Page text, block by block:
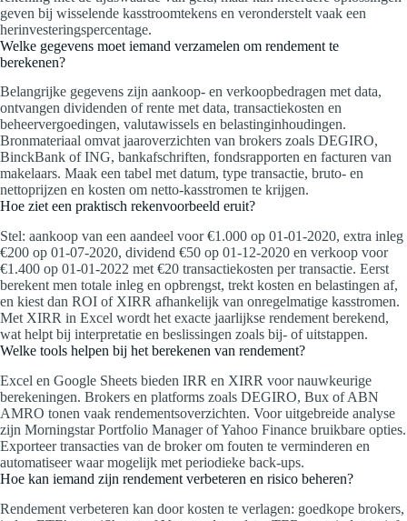
geven bij wisselende kasstroomtekens en veronderstelt vaak een
herinvesteringspercentage.
Welke gegevens moet iemand verzamelen om rendement te
berekenen?
Belangrijke gegevens zijn aankoop- en verkoopbedragen met data,
ontvangen dividenden of rente met data, transactiekosten en
beheervergoedingen, valutawissels en belastinginhoudingen.
Bronmateriaal omvat jaaroverzichten van brokers zoals DEGIRO,
BinckBank of ING, bankafschriften, fondsrapporten en facturen van
makelaars. Maak een tabel met datum, type transactie, bruto- en
nettoprijzen en kosten om netto-kasstromen te krijgen.
Hoe ziet een praktisch rekenvoorbeeld eruit?
Stel: aankoop van een aandeel voor €1.000 op 01-01-2020, extra inleg
€200 op 01-07-2020, dividend €50 op 01-12-2020 en verkoop voor
€1.400 op 01-01-2022 met €20 transactiekosten per transactie. Eerst
berekent men totale inleg en opbrengst, trekt kosten en belastingen af,
en kiest dan ROI of XIRR afhankelijk van onregelmatige kasstromen.
Met XIRR in Excel wordt het exacte jaarlijkse rendement berekend,
wat helpt bij interpretatie en beslissingen zoals bij- of uitstappen.
Welke tools helpen bij het berekenen van rendement?
Excel en Google Sheets bieden IRR en XIRR voor nauwkeurige
berekeningen. Brokers en platforms zoals DEGIRO, Bux of ABN
AMRO tonen vaak rendementsoverzichten. Voor uitgebreide analyse
zijn Morningstar Portfolio Manager of Yahoo Finance bruikbare opties.
Exporteer transacties van de broker om fouten te verminderen en
automatiseer waar mogelijk met periodieke back-ups.
Hoe kan iemand zijn rendement verbeteren en risico beheren?
Rendement verbeteren kan door kosten te verlagen: goedkope brokers,